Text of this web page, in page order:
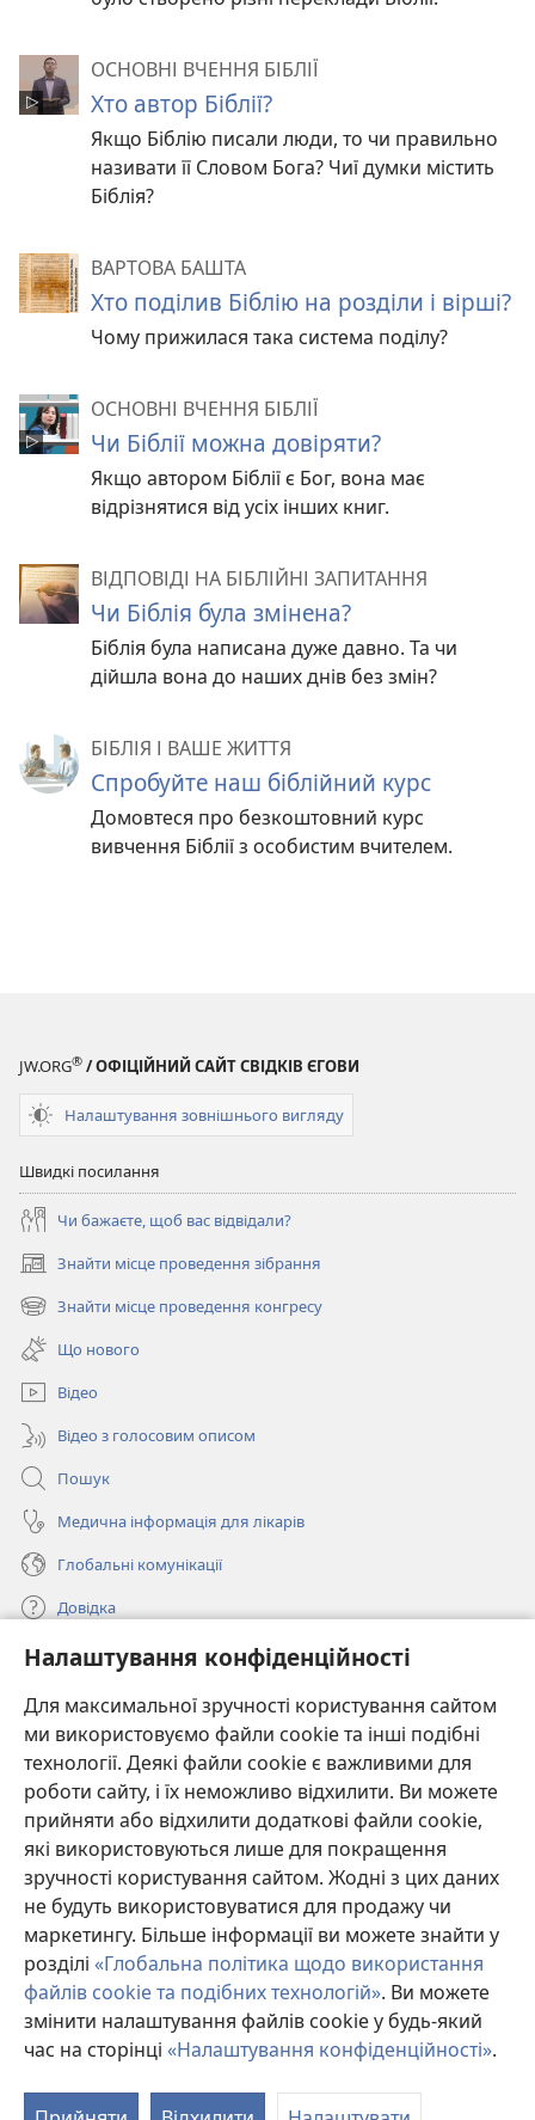
Налаштування конфіденційності
Для максимальної зручності користування сайтом
ми використовуємо файли cookie та інші подібні
технології. Деякі файли cookie є важливими для
роботи сайту, і їх неможливо відхилити. Ви можете
прийняти або відхилити додаткові файли cookie,
які використовуються лише для покращення
зручності користування сайтом. Жодні з цих даних
не будуть використовуватися для продажу чи
маркетингу. Більше інформації ви можете знайти у
розділі «Глобальна політика щодо використання
файлів cookie та подібних технологій». Ви можете
змінити налаштування файлів cookie у будь-який
час на сторінці «Налаштування конфіденційності».
ОСНОВНІ ВЧЕННЯ БІБЛІЇ
Хто автор Біблії?
Якщо Біблію писали люди, то чи правильно
називати її Словом Бога? Чиї думки містить
Біблія?
ВАРТОВА БАШТА
Хто поділив Біблію на розділи і вірші?
Чому прижилася така система поділу?
ОСНОВНІ ВЧЕННЯ БІБЛІЇ
Чи Біблії можна довіряти?
Якщо автором Біблії є Бог, вона має
відрізнятися від усіх інших книг.
ВІДПОВІДІ НА БІБЛІЙНІ ЗАПИТАННЯ
Чи Біблія була змінена?
Біблія була написана дуже давно. Та чи
дійшла вона до наших днів без змін?
БІБЛІЯ І ВАШЕ ЖИТТЯ
Спробуйте наш біблійний курс
Домовтеся про безкоштовний курс
вивчення Біблії з особистим вчителем.
JW.ORG® / ОФІЦІЙНИЙ САЙТ СВІДКІВ ЄГОВИ
Налаштування зовнішнього вигляду
Швидкі посилання
Чи бажаєте, щоб вас відвідали?
Знайти місце проведення зібрання
(відкривається
у
новому
вікні)
Знайти місце проведення конгресу
(відкривається
новому
вікні)
Що нового
Відео
Відео з голосовим описом
Пошук
Медична інформація для лікарів
Глобальні комунікації
Довідка
Пожертви
(відкривається
у
новому
вікні)
ОНЛАЙН-БІБЛІОТЕКА Товариства «Вартова башта»™
(відкривається
у
новому
вікні)
JW Hub ®
(відкривається
у
новомуJW Library
Watchtower Library
Copyright© 2026 Watch Tower Bible and Tract Society of Pennsylvania.
УМОВИ ВИКОРИСТАННЯ|ПОЛІТИКА КОНФІДЕНЦІЙНОСТІ
НАЛАШТУВАННЯ КОНФІДЕНЦІЙНОСТІ